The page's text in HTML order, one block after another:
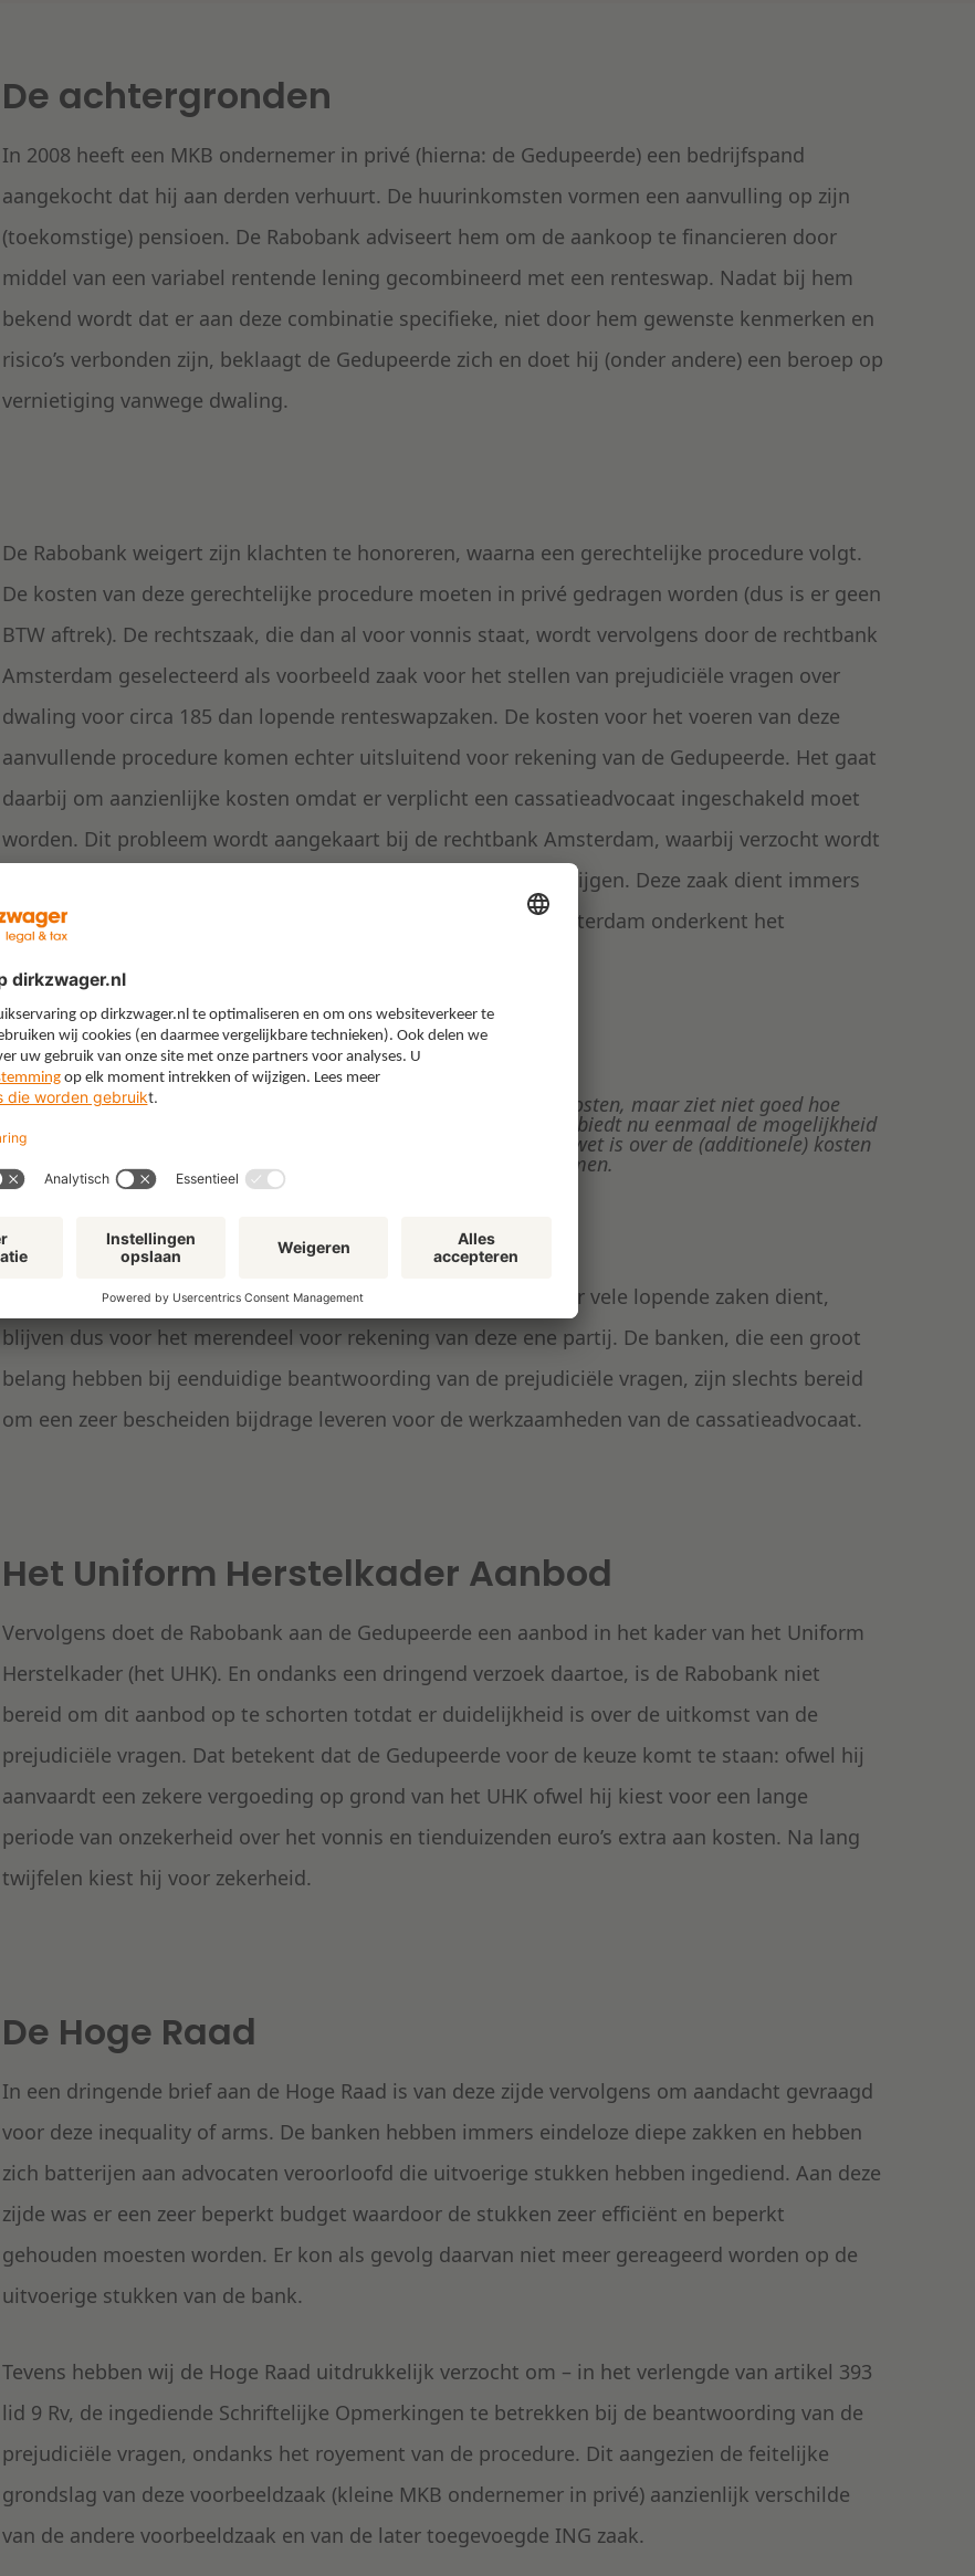
De achtergronden
In 2008 heeft een MKB ondernemer in privé (hierna: de Gedupeerde) een bedrijfspand
aangekocht dat hij aan derden verhuurt. De huurinkomsten vormen een aanvulling op zijn
(toekomstige) pensioen. De Rabobank adviseert hem om de aankoop te financieren door
middel van een variabel rentende lening gecombineerd met een renteswap. Nadat bij hem
bekend wordt dat er aan deze combinatie specifieke, niet door hem gewenste kenmerken en
risico’s verbonden zijn, beklaagt de Gedupeerde zich en doet hij (onder andere) een beroep op
vernietiging vanwege dwaling.
De Rabobank weigert zijn klachten te honoreren, waarna een gerechtelijke procedure volgt.
De kosten van deze gerechtelijke procedure moeten in privé gedragen worden (dus is er geen
BTW aftrek). De rechtszaak, die dan al voor vonnis staat, wordt vervolgens door de rechtbank
Amsterdam geselecteerd als voorbeeld zaak voor het stellen van prejudiciële vragen over
dwaling voor circa 185 dan lopende renteswapzaken. De kosten voor het voeren van deze
aanvullende procedure komen echter uitsluitend voor rekening van de Gedupeerde. Het gaat
daarbij om aanzienlijke kosten omdat er verplicht een cassatieadvocaat ingeschakeld moet
worden. Dit probleem wordt aangekaart bij de rechtbank Amsterdam, waarbij verzocht wordt
om de kosten bijvoorbeeld via de proceskosten vergoed te krijgen. Deze zaak dient immers
als voorbeeld zaak voor 185 andere zaken. De rechtbank Amsterdam onderkent het
De rechtbank heeft begrip voor het bezwaar ten aanzien van de kosten, maar ziet niet goed hoe
hieraan tegemoet kan worden gekomen. Het huidige procesrecht biedt nu eenmaal de mogelijkheid
in een individuele zaak prejudiciële vragen te stellen, maar in de wet is over de (additionele) kosten
die dit voor partijen meebrengt geen bijzondere regeling opgenomen.
De extra kosten voor de procedure die als voorbeeldzaak voor vele lopende zaken dient,
blijven dus voor het merendeel voor rekening van deze ene partij. De banken, die een groot
belang hebben bij eenduidige beantwoording van de prejudiciële vragen, zijn slechts bereid
om een zeer bescheiden bijdrage leveren voor de werkzaamheden van de cassatieadvocaat.
Het Uniform Herstelkader Aanbod
Vervolgens doet de Rabobank aan de Gedupeerde een aanbod in het kader van het Uniform
Herstelkader (het UHK). En ondanks een dringend verzoek daartoe, is de Rabobank niet
bereid om dit aanbod op te schorten totdat er duidelijkheid is over de uitkomst van de
prejudiciële vragen. Dat betekent dat de Gedupeerde voor de keuze komt te staan: ofwel hij
aanvaardt een zekere vergoeding op grond van het UHK ofwel hij kiest voor een lange
periode van onzekerheid over het vonnis en tienduizenden euro’s extra aan kosten. Na lang
twijfelen kiest hij voor zekerheid.
De Hoge Raad
In een dringende brief aan de Hoge Raad is van deze zijde vervolgens om aandacht gevraagd
voor deze inequality of arms. De banken hebben immers eindeloze diepe zakken en hebben
zich batterijen aan advocaten veroorloofd die uitvoerige stukken hebben ingediend. Aan deze
zijde was er een zeer beperkt budget waardoor de stukken zeer efficiënt en beperkt
gehouden moesten worden. Er kon als gevolg daarvan niet meer gereageerd worden op de
uitvoerige stukken van de bank.
Tevens hebben wij de Hoge Raad uitdrukkelijk verzocht om – in het verlengde van artikel 393
lid 9 Rv, de ingediende Schriftelijke Opmerkingen te betrekken bij de beantwoording van de
prejudiciële vragen, ondanks het royement van de procedure. Dit aangezien de feitelijke
grondslag van deze voorbeeldzaak (kleine MKB ondernemer in privé) aanzienlijk verschilde
van de andere voorbeeldzaak en van de later toegevoegde ING zaak.